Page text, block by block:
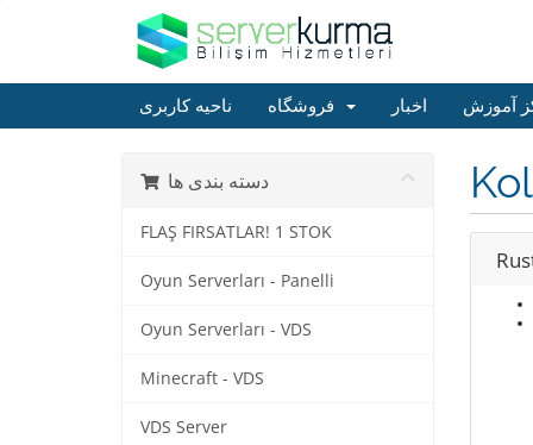
ناحیه کاربری اخبار آموزش
دسته بندی ها
FLAŞ FIRSATLAR! 1 STOK
Oyun Serverları - Panelli
Oyun Serverları - VDS
Minecraft - VDS
VDS Server